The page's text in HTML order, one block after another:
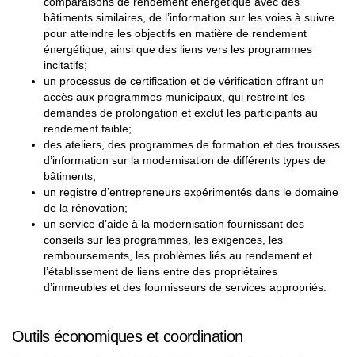
bâtiments similaires, de l’information sur les voies à suivre
pour atteindre les objectifs en matière de rendement
énergétique, ainsi que des liens vers les programmes
incitatifs;
un processus de certification et de vérification offrant un
accès aux programmes municipaux, qui restreint les
demandes de prolongation et exclut les participants au
rendement faible;
des ateliers, des programmes de formation et des trousses
d’information sur la modernisation de différents types de
bâtiments;
un registre d’entrepreneurs expérimentés dans le domaine
de la rénovation;
un service d’aide à la modernisation fournissant des
conseils sur les programmes, les exigences, les
remboursements, les problèmes liés au rendement et
l’établissement de liens entre des propriétaires
d’immeubles et des fournisseurs de services appropriés.
Outils économiques et coordination